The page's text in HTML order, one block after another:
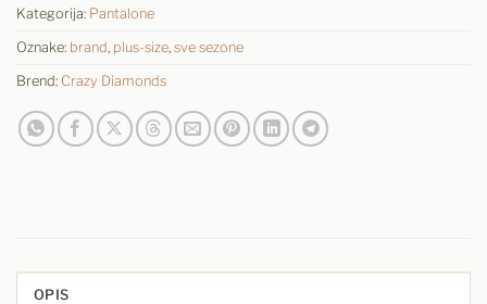
Kategorija: Pantalone
Oznake: brand plus-size sve sezone
Brend: Crazy Diamonds
OPIS